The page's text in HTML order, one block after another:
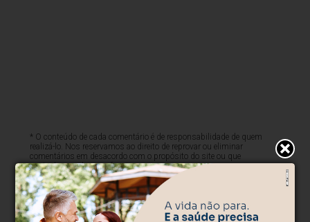
* O conteúdo de cada comentário é de responsabilidade de quem
realizá-lo. Nos reservamos ao direito de reprovar ou eliminar
comentários em desacordo com o propósito do site ou que
contenham palavras ofensivas.